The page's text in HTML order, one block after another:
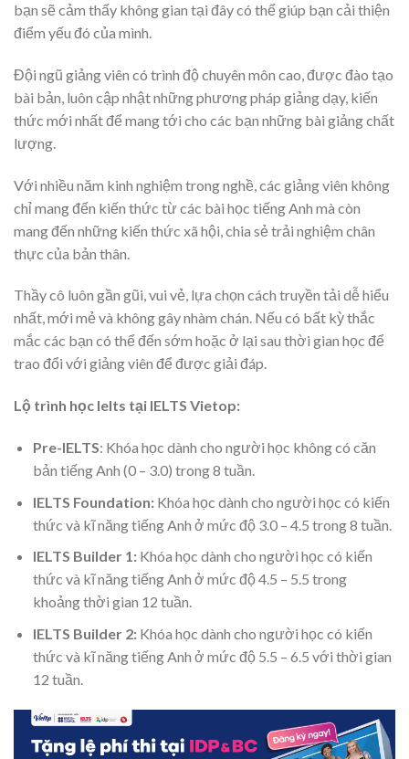
bạn sẽ cảm thấy không gian tại đây có thể giúp bạn cải thiện
điểm yếu đó của mình.
Đội ngũ giảng viên có trình độ chuyên môn cao, được đào tạo
bài bản, luôn cập nhật những phương pháp giảng dạy, kiến
thức mới nhất để mang tới cho các bạn những bài giảng chất
lượng.
Với nhiều năm kinh nghiệm trong nghề, các giảng viên không
chỉ mang đến kiến thức từ các bài học tiếng Anh mà còn
mang đến những kiến thức xã hội, chia sẻ trải nghiệm chân
thực của bản thân.
Thầy cô luôn gần gũi, vui vẻ, lựa chọn cách truyền tải dễ hiểu
nhất, mới mẻ và không gây nhàm chán. Nếu có bất kỳ thắc
mắc các bạn có thể đến sớm hoặc ở lại sau thời gian học để
trao đổi với giảng viên để được giải đáp.
Lộ trình học Ielts tại IELTS Vietop:
Pre-IELTS: Khóa học dành cho người học không có căn
bản tiếng Anh (0 – 3.0) trong 8 tuần.
IELTS Foundation:Khóa học dành cho người học có kiến
thức và kĩ năng tiếng Anh ở mức độ 3.0 – 4.5 trong 8 tuần.
IELTS Builder 1:Khóa học dành cho người học có kiến
thức và kĩ năng tiếng Anh ở mức độ 4.5 – 5.5 trong
khoảng thời gian 12 tuần.
IELTS Builder 2:Khóa học dành cho người học có kiến
thức và kĩ năng tiếng Anh ở mức độ 5.5 – 6.5 với thời gian
12 tuần.